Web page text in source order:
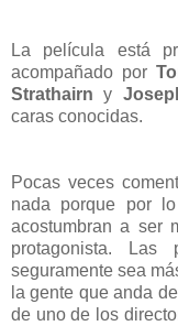
La película está
acompañado por
Strathairn y
caras conocidas.
Pocas veces
nada porque por
acostumbran a ser
protagonista.
seguramente sea
la gente que anda
de uno de los